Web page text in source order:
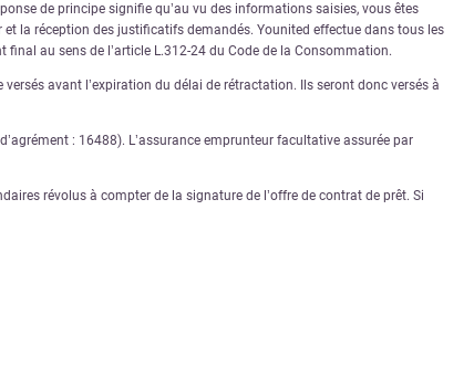
de principe signifie qu’au vu des informations saisies, vous êtes
la réception des justificatifs demandés. Younited effectue dans tous les
au sens de l’article L.312-24 du Code de la Consommation.
avant l’expiration du délai de rétractation. Ils seront donc versés à
: 16488). L’assurance emprunteur facultative assurée par
révolus à compter de la signature de l’offre de contrat de prêt. Si